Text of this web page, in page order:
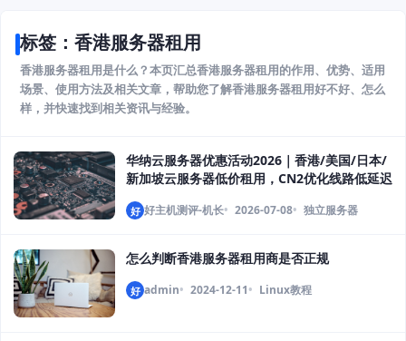
标签：香港服务器租用
香港服务器租用是什么？本页汇总香港服务器租用的作用、优势、适用
场景、使用方法及相关文章，帮助您了解香港服务器租用好不好、怎么
样，并快速找到相关资讯与经验。
华纳云服务器优惠活动2026｜香港/美国/日本/
新加坡云服务器低价租用，CN2优化线路低延迟
好 好主机测评-机长 2026-07-08 独立服务器
怎么判断香港服务器租用商是否正规
好 admin 2024-12-11 Linux教程